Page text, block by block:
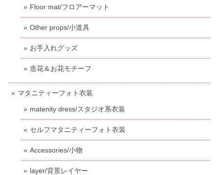
Floor mat/フロアーマット
Other props/小道具
お手入れグッズ
造花＆お花モチーフ
マタニティーフォト衣装
matenity dress/スタジオ系衣装
セルフマタニティーフォト衣装
Accessories/小物
layer/背景レイヤー